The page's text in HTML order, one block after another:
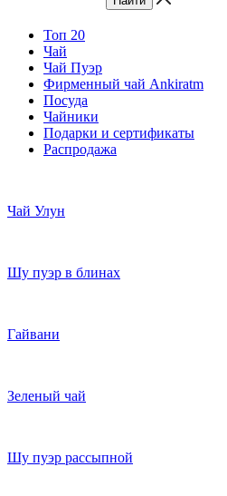
Топ 20
Чай
Чай Пуэр
Фирменный чай Ankiratm
Посуда
Чайники
Подарки и сертификаты
Распродажа
Чай Улун
Шу пуэр в блинах
Гайвани
Зеленый чай
Шу пуэр рассыпной